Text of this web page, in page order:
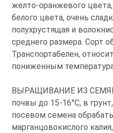
желто-оранжевого
белого цвета, очень
полухрустящая и
среднего размера. Сорт
Транспортабелен,
пониженным
ВЫРАЩИВАНИЕ ИЗ
почвы до 15-16°С, в
посевом семена
марганцовокислого